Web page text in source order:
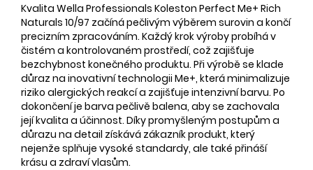
Kvalita Wella Professionals Koleston Perfect Me+ Rich
Naturals 10/97 začíná pečlivým výběrem surovin a končí
precizním zpracováním. Každý krok výroby probíhá v
čistém a kontrolovaném prostředí, což zajišťuje
bezchybnost konečného produktu. Při výrobě se klade
důraz na inovativní technologii Me+, která minimalizuje
riziko alergických reakcí a zajišťuje intenzivní barvu. Po
dokončení je barva pečlivě balena, aby se zachovala
její kvalita a účinnost. Díky promyšleným postupům a
důrazu na detail získává zákazník produkt, který
nejenže splňuje vysoké standardy, ale také přináší
krásu a zdraví vlasům.